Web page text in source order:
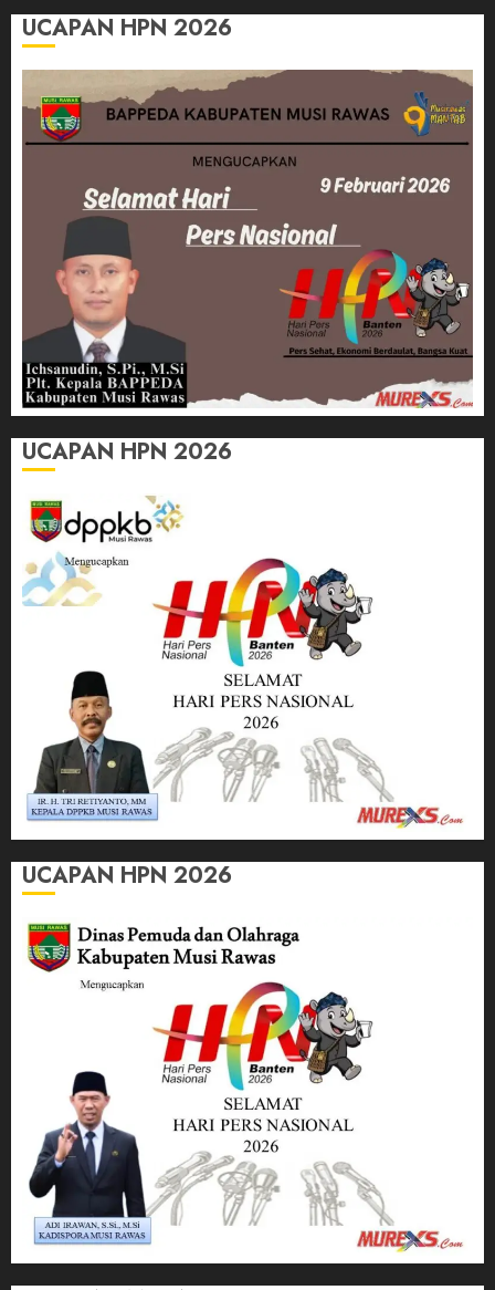
UCAPAN HPN 2026
UCAPAN HPN 2026
UCAPAN HPN 2026